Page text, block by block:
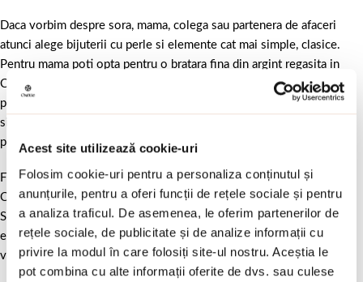
Acest site utilizează cookie-uri
Folosim cookie-uri pentru a personaliza conținutul și
anunțurile, pentru a oferi funcții de rețele sociale și pentru
a analiza traficul. De asemenea, le oferim partenerilor de
rețele sociale, de publicitate și de analize informații cu
privire la modul în care folosiți site-ul nostru. Aceștia le
pot combina cu alte informații oferite de dvs. sau culese
Daca vorbim despre sora, mama, colega sau partenera de afaceri
atunci alege bijuterii cu perle si elemente cat mai simple, clasice.
Pentru mama poti opta pentru o bratara fina din argint regasita in
Colectia Gifting, placata cu aur galben si decorata cu perle la care
poti adauga cerceii din colectie. Perlele nu se demodeaza niciodata
si sunt un cadou potrivit pentru orice ocazie. Daruieste-i bijuterii
potrivite pentru varsta ei si stilul pe care il adopta.
Fiicei sau nepoatei iti recomandam bijuteriile din Colectia Symbols
Carousel, ce contin simboluri potrivite pentru primavara si Martisor.
Sunt perfecte pentru adolescente. Noi am ales bratara si colierul cu
elementul “fluturelui” deoarece acesta reprezinta un alt simbol al
vestirii primaverii.